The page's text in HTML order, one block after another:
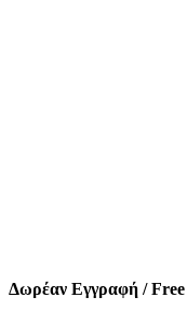
Δωρέαν Εγγραφή /